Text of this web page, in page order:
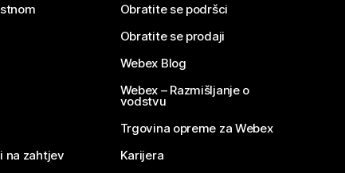
na zahtjev
Obratite se podršci
Obratite se prodaji
Webex Blog
Webex – Razmišljanje o
vodstvu
Trgovina opreme za Webex
Karijera